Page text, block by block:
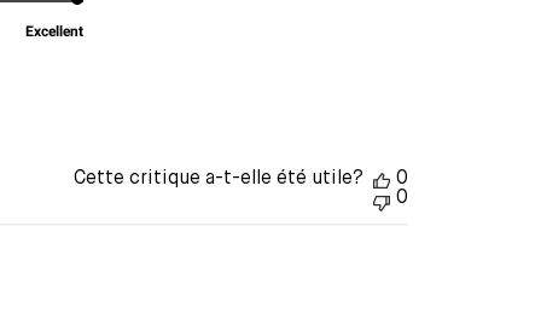
Excellent
Cette critique a-t-elle été utile?
0
0